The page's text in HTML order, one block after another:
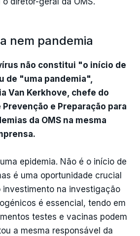
nem pandemia
não constitui "o início de
de "uma pandemia",
Van Kerkhove, chefe do
e Preparação para
da OMS na mesma
epidemia. Não é o início de
é uma oportunidade crucial
investimento na investigação
é essencial, tendo em
testes e vacinas podem
a mesma responsável da